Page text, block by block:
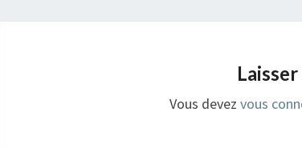
Vous devezvous